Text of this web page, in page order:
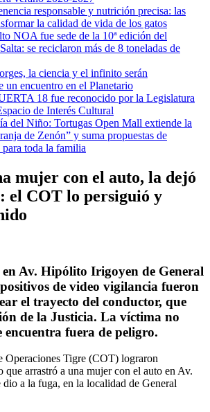
responsable y nutrición precisa: las
la calidad de vida de los gatos
NOA fue sede de la 10ª edición del
se reciclaron más de 8 toneladas de
la ciencia y el infinito serán
un encuentro en el Planetario
18 fue reconocido por la Legislatura
de Interés Cultural
del Niño: Tortugas Open Mall extiende la
de Zenón” y suma propuestas de
toda la familia
mujer con el auto, la dejó
el COT lo persiguió y
en Av. Hipólito Irigoyen de General
de video vigilancia fueron
el trayecto del conductor, que
de la Justicia. La víctima no
encuentra fuera de peligro.
Operaciones Tigre (COT) lograron
que arrastró a una mujer con el auto en Av.
a la fuga, en la localidad de General